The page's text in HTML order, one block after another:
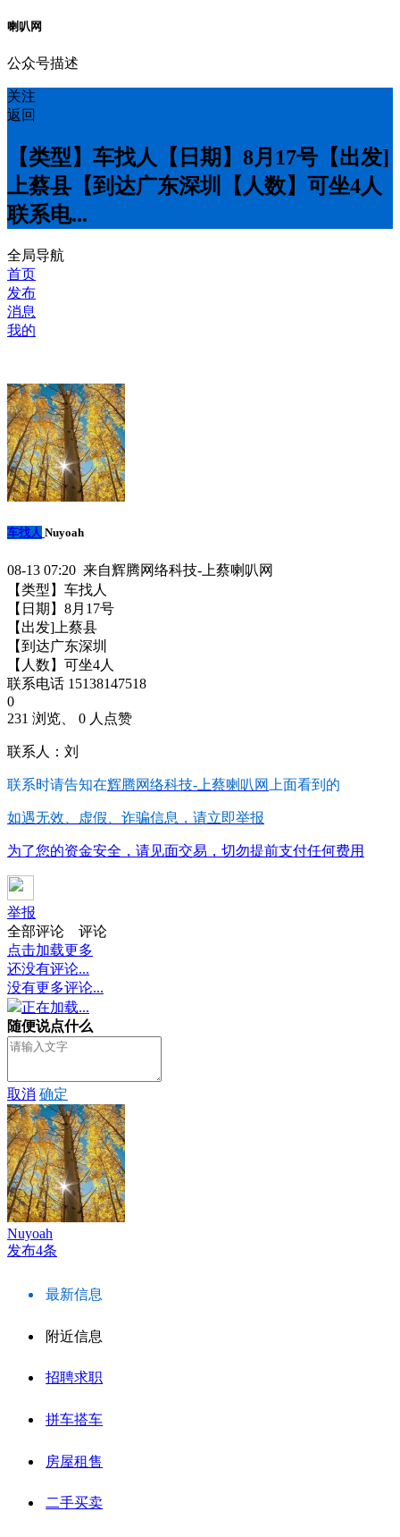
喇叭网
公众号描述
关注
返回
【类型】车找人【日期】8月17号【出发]
上蔡县【到达广东深圳【人数】可坐4人
联系电...
全局导航
首页
发布
消息
我的
车找人 Nuyoah
08-13 07:20 来自辉腾网络科技-上蔡喇叭网
【类型】车找人
【日期】8月17号
【出发]上蔡县
【到达广东深圳
【人数】可坐4人
联系电话 15138147518
0
231 浏览、 0 人点赞
联系人：刘
联系时请告知在辉腾网络科技-上蔡喇叭网 上面看到的
如遇无效、虚假、诈骗信息，请立即举报
为了您的资金安全，请见面交易，切勿提前支付任何费用
举报
全部评论
评论
点击加载更多
还没有评论...
没有更多评论...
正在加载...
随便说点什么
取消 确定
Nuyoah
发布4条
最新信息
附近信息
招聘求职
拼车搭车
房屋租售
二手买卖